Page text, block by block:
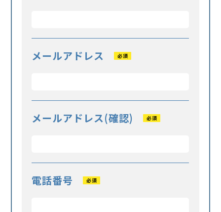
メールアドレス 必須
メールアドレス(確認) 必須
電話番号 必須